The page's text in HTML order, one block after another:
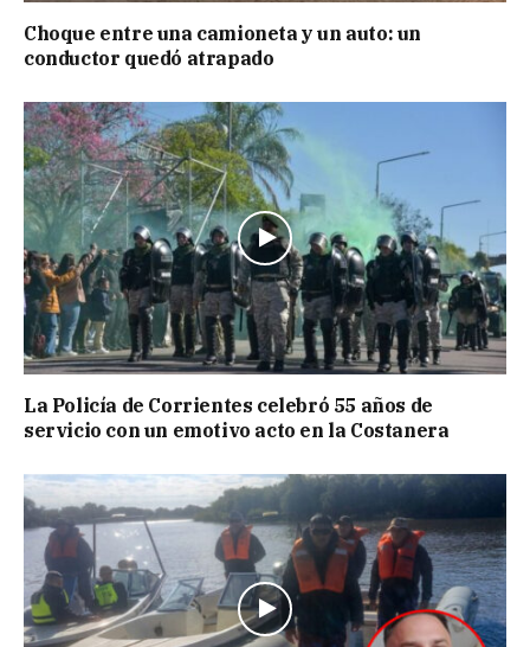
Choque entre una camioneta y un auto: un
conductor quedó atrapado
La Policía de Corrientes celebró 55 años de
servicio con un emotivo acto en la Costanera